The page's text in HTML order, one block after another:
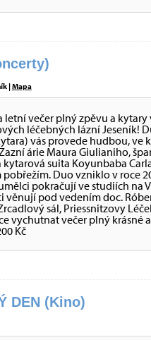
|Mapa
letní večer plný zpěvu a
léčebných lázní Jeseník!
vás provede hudbou, ve
árie Maura Giulianiho,
suita Koyunbaba
Duo vzniklo v roce
pokračují ve studiích na
věnují pod vedením doc.
sál, Priessnitzovy
vychutnat večer plný krásné
Kč
DEN (Kino)